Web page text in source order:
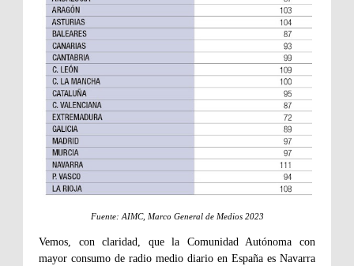
Fuente: AIMC, Marco General de Medios 2023
Vemos, con claridad, que la Comunidad Autónoma con
mayor consumo de radio medio diario en España es Navarra